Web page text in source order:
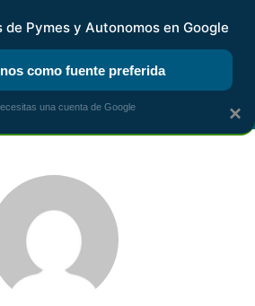
KIT DIGITAL RENTA
×
de Pymes y Autonomos en Google
como fuente preferida
una cuenta de Google